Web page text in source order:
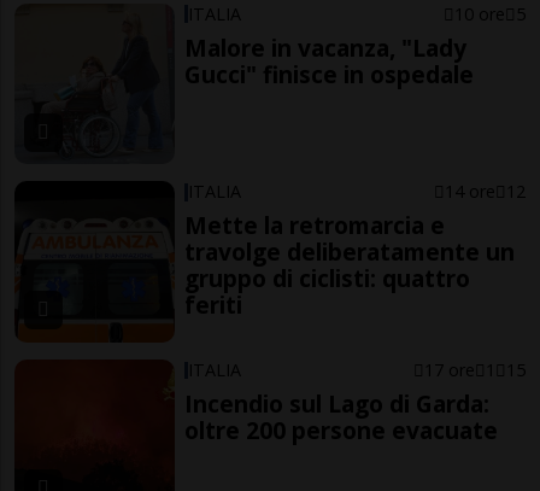
ITALIA 10 ore 5
Malore in vacanza, "Lady
Gucci" finisce in ospedale
ITALIA 14 ore 12
Mette la retromarcia e
travolge deliberatamente un
gruppo di ciclisti: quattro
feriti
ITALIA 17 ore 1 15
Incendio sul Lago di Garda:
oltre 200 persone evacuate